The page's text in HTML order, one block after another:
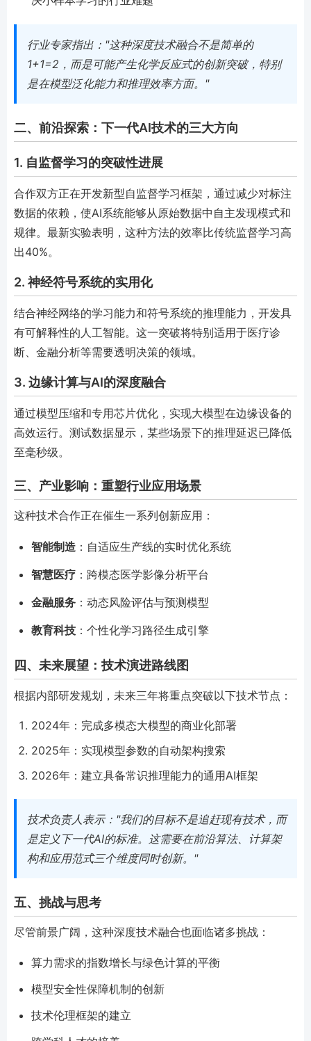
行业专家指出："这种深度技术融合不是简单的
1+1=2，而是可能产生化学反应式的创新突破，特别
是在模型泛化能力和推理效率方面。"
二、前沿探索：下一代AI技术的三大方向
1. 自监督学习的突破性进展
合作双方正在开发新型自监督学习框架，通过减少对标注
数据的依赖，使AI系统能够从原始数据中自主发现模式和
规律。最新实验表明，这种方法的效率比传统监督学习高
出40%。
2. 神经符号系统的实用化
结合神经网络的学习能力和符号系统的推理能力，开发具
有可解释性的人工智能。这一突破将特别适用于医疗诊
断、金融分析等需要透明决策的领域。
3. 边缘计算与AI的深度融合
通过模型压缩和专用芯片优化，实现大模型在边缘设备的
高效运行。测试数据显示，某些场景下的推理延迟已降低
至毫秒级。
三、产业影响：重塑行业应用场景
这种技术合作正在催生一系列创新应用：
智能制造 ：自适应生产线的实时优化系统
智慧医疗 ：跨模态医学影像分析平台
金融服务 ：动态风险评估与预测模型
教育科技 ：个性化学习路径生成引擎
四、未来展望：技术演进路线图
根据内部研发规划，未来三年将重点突破以下技术节点：
2024年：完成多模态大模型的商业化部署
2025年：实现模型参数的自动架构搜索
2026年：建立具备常识推理能力的通用AI框架
技术负责人表示："我们的目标不是追赶现有技术，而
是定义下一代AI的标准。这需要在前沿算法、计算架
构和应用范式三个维度同时创新。"
五、挑战与思考
尽管前景广阔，这种深度技术融合也面临诸多挑战：
算力需求的指数增长与绿色计算的平衡
模型安全性保障机制的创新
技术伦理框架的建立